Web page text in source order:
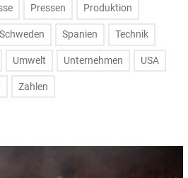
Pressen Produktion
Schweden Spanien Technik
Umwelt Unternehmen USA
Zahlen